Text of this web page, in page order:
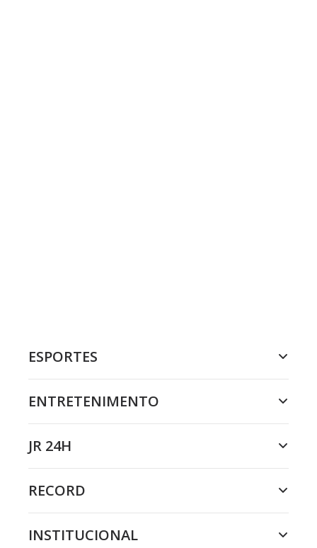
ESPORTES
ENTRETENIMENTO
JR 24H
RECORD
INSTITUCIONAL